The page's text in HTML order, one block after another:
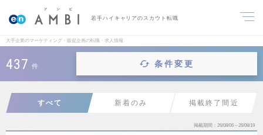
若手ハイキャリアのスカウト転職
大手企業のマーケティング・販促企画の転職・求人情報
437 件 条件変更
すべて 新着のみ 掲載終了間近
掲載期間 26/08/06～26/08/19